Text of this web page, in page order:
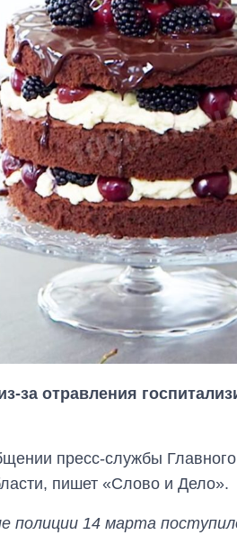
за отравления
пресс-службы
пишет «Слово и Дело».
полиции 14 марта